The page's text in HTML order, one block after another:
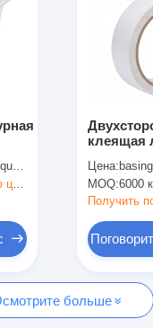
изоляции
стеклянной ткани
изоляции
Получить последнюю цену
клеящая
мм с
Цена: basing
MOQ:6000
больше